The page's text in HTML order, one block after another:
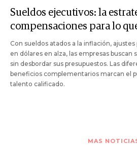
Sueldos ejecutivos: la
compensaciones para lo
Con sueldos atados a la inflación,
en dólares en alza, las empresas
sin desbordar sus presupuestos. Las
beneficios complementarios marcan el
talento calificado.
MAS